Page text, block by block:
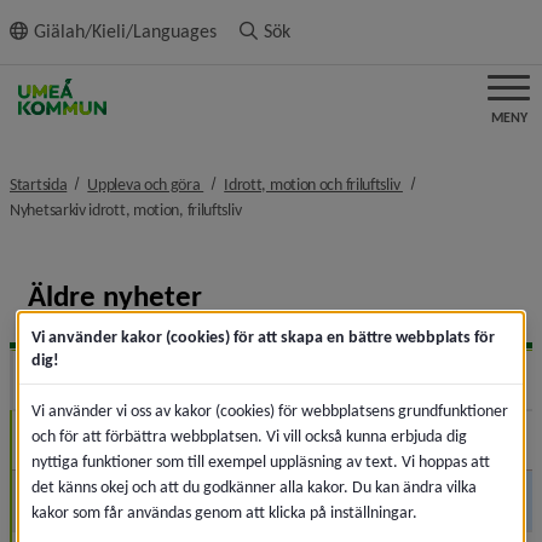
innehållet
Giälah/Kieli/Languages Sök
MENY
Startsida Uppleva och göra nivå i brödsmulenavigeringen
Idrott, motion och friluftsliv nivå i
Nyhetsarkiv idrott, motion, friluftslivnivå i brödsmulenavigeringen
Äldre nyheter
2026
Juli (6)
Juni (6)
Vi använder kakor (cookies) för att skapa en bättre webbplats för
dig!
Vi använder vi oss av kakor (cookies) för webbplatsens grundfunktioner
och för att förbättra webbplatsen. Vi vill också kunna erbjuda dig
nyttiga funktioner som till exempel uppläsning av text. Vi hoppas att
det känns okej och att du godkänner alla kakor. Du kan ändra vilka
kakor som får användas genom att klicka på inställningar.